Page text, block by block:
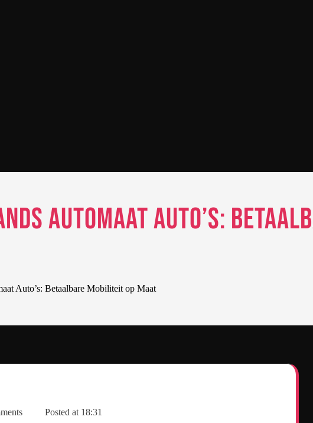
Automaat Auto’s:
Auto’s: Betaalbare Mobiliteit op Maat
Posted at 18:31